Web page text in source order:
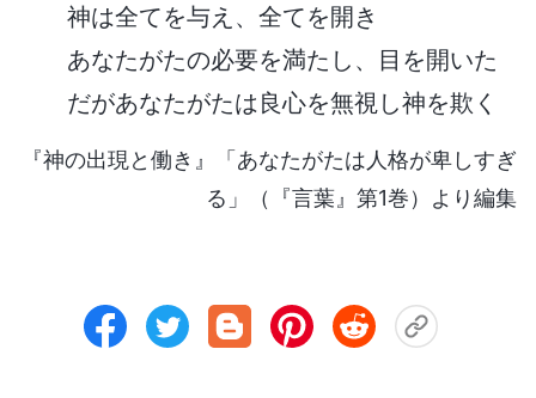
神は全てを与え、全てを開き
あなたがたの必要を満たし、目を開いた
だがあなたがたは良心を無視し神を欺く
『神の出現と働き』「あなたがたは人格が卑しすぎ
る」（『言葉』第1巻）より編集